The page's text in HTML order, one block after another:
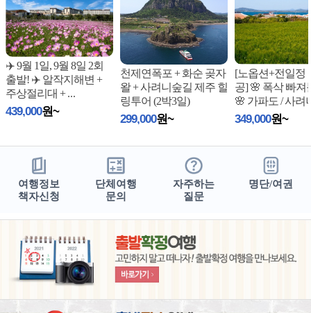
✈️ 9월 1일, 9월 8일 2회
출발! ✈️ 알작지해변 +
주상절리대 +...
439,000원~
천제연폭포 + 화순 곶자
왈 + 사려니숲길 제주 힐
링투어 (2박3일)
299,000원~
[노옵션+전일정
공] 🌸 폭삭 빠져
🌸 가파도 / 사려
/ 드...
349,000원~
여행정보
책자신청
단체여행
문의
자주하는
질문
명단/여권